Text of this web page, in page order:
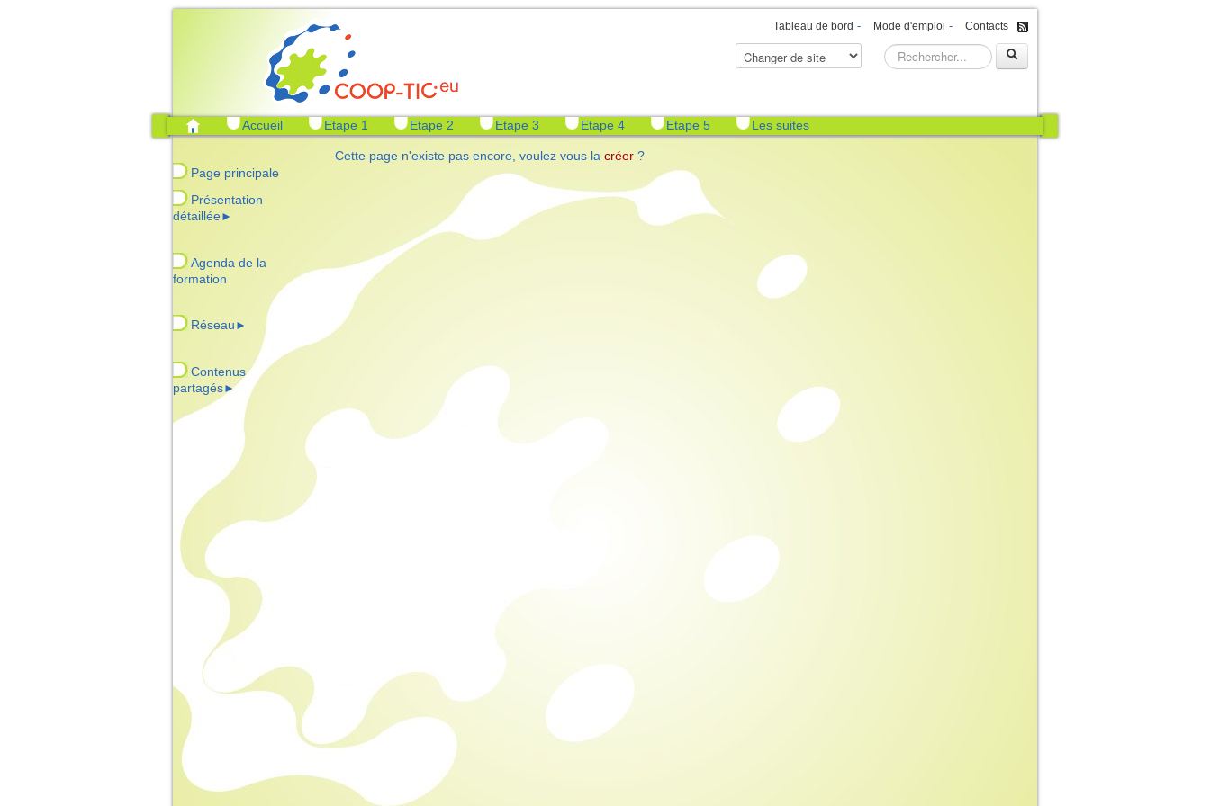
Tableau de bord - Mode d'emploi - Contacts
Accueil Etape 1 Etape 2 Etape 3 Etape 4 Etape 5 Les suites
Page principale
Présentation
détaillée►
Agenda de la
formation
Réseau ►
Contenus
partagés►
Cette page n'existe pas encore, voulez vous la créer ?